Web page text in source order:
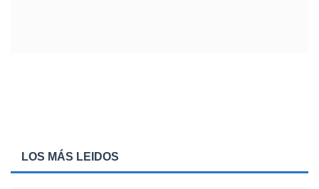
LOS MÁS LEIDOS